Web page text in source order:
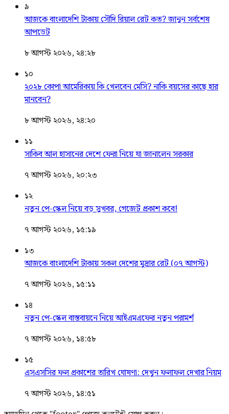
৯
আজকে বাংলাদেশি টাকায় সৌদি রিয়াল রেট কত? জানুন সর্বশেষ
আপডেট
৮ আগস্ট ২০২৬, ২৪:২৮
১০
২০২৮ কোপা আমেরিকায় কি খেলবেন মেসি? নাকি বয়সের কাছে হার
মানবেন?
৮ আগস্ট ২০২৬, ২৪:২০
১১
সাকিব আল হাসানের দেশে ফেরা নিয়ে যা জানালেন সরকার
৭ আগস্ট ২০২৬, ২০:২৩
১২
নতুন পে-স্কেল নিয়ে বড় সুখবর, গেজেট প্রকাশ কবে!
৭ আগস্ট ২০২৬, ১৫:১৯
১৩
আজকে বাংলাদেশি টাকায় সকল দেশের মুদ্রার রেট (০৭ আগস্ট)
৭ আগস্ট ২০২৬, ১৫:১১
১৪
নতুন পে-স্কেল বাস্তবায়নে নিয়ে আইএমএফের নতুন পরামর্শ
৭ আগস্ট ২০২৬, ১৪:৫৮
১৫
এসএসসির ফল প্রকাশের তারিখ ঘোষণা: দেখুন ফলাফল দেখার নিয়ম
৭ আগস্ট ২০২৬, ১৪:৫১